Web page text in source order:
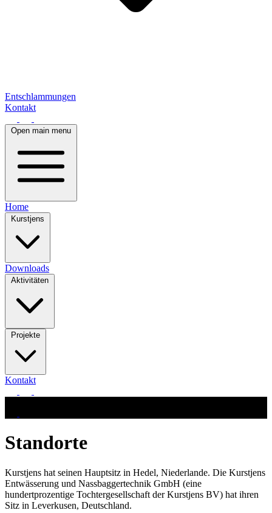
Entschlammungen
Kontakt
Open main menu
Home
Kurstjens
Downloads
Aktivitäten
Projekte
Kontakt
Standorte
Kurstjens hat seinen Hauptsitz in Hedel, Niederlande. Die Kurstjens
Entwässerung und Nassbaggertechnik GmbH (eine
hundertprozentige Tochtergesellschaft der Kurstjens BV) hat ihren
Sitz in Leverkusen, Deutschland.